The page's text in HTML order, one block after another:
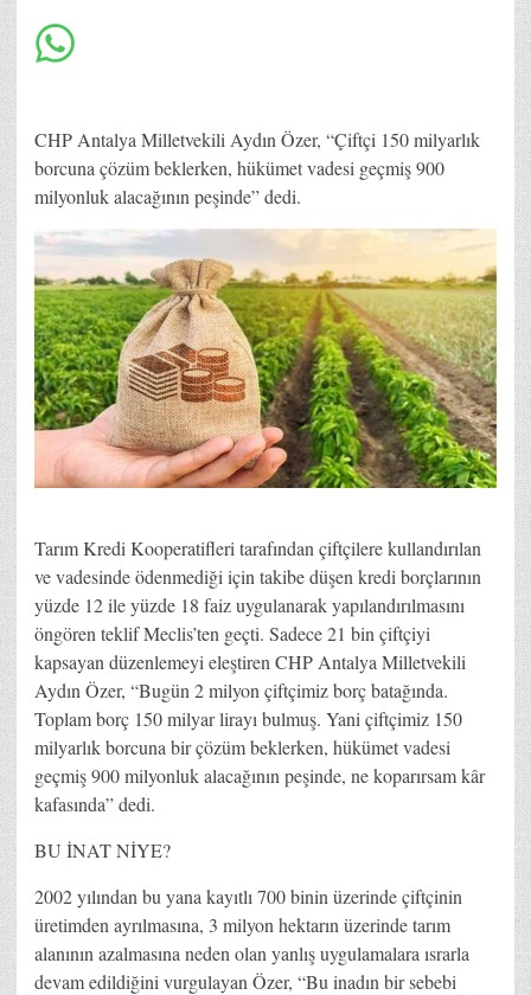
CHP Antalya Milletvekili Aydın Özer, “Çiftçi 150 milyarlık
borcuna çözüm beklerken, hükümet vadesi geçmiş 900
milyonluk alacağının peşinde” dedi.
Tarım Kredi Kooperatifleri tarafından çiftçilere kullandırılan
ve vadesinde ödenmediği için takibe düşen kredi borçlarının
yüzde 12 ile yüzde 18 faiz uygulanarak yapılandırılmasını
öngören teklif Meclis’ten geçti. Sadece 21 bin çiftçiyi
kapsayan düzenlemeyi eleştiren CHP Antalya Milletvekili
Aydın Özer, “Bugün 2 milyon çiftçimiz borç batağında.
Toplam borç 150 milyar lirayı bulmuş. Yani çiftçimiz 150
milyarlık borcuna bir çözüm beklerken, hükümet vadesi
geçmiş 900 milyonluk alacağının peşinde, ne koparırsam kâr
kafasında” dedi.
BU İNAT NİYE?
2002 yılından bu yana kayıtlı 700 binin üzerinde çiftçinin
üretimden ayrılmasına, 3 milyon hektarın üzerinde tarım
alanının azalmasına neden olan yanlış uygulamalara ısrarla
devam edildiğini vurgulayan Özer, “Bu inadın bir sebebi